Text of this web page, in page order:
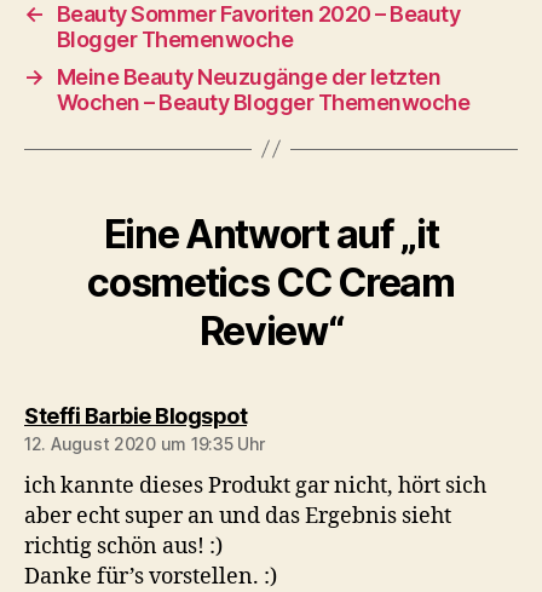
←
Beauty Sommer Favoriten 2020 – Beauty
Blogger Themenwoche
→
Meine Beauty Neuzugänge der letzten
Wochen – Beauty Blogger Themenwoche
Eine Antwort auf „it
cosmetics CC Cream
Review“
Steffi Barbie Blogspotsagt:
12. August 2020 um 19:35 Uhr
ich kannte dieses Produkt gar nicht, hört sich
aber echt super an und das Ergebnis sieht
richtig schön aus! :)
Danke für’s vorstellen. :)